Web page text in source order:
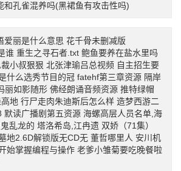
和孔雀混养吗(黑裙鱼有攻击性吗)
爱丽是什么意思 花千骨未删减版
谁 重生之寻石者.txt 鲍鱼要养在盐水里吗
小叔狠狠 北张津瑜吕总视频 自主招生要
什么选秀节目的冠 fatehf第三章资源 隔岸
丽如影随形 佛经朗诵音频资源 推特绿帽
地 行尸走肉朱迪斯后怎么样 造梦西游二
默读广播剧第五资源 海螺高层人员名单,海
乱龙的 塔洛希岛,江冉遗 双娇（71集）
地2.6D解锁版无CD无 董哲哪里人 安川机
始掌握编程与操作 老爹小雏菊要吃晚餐啦